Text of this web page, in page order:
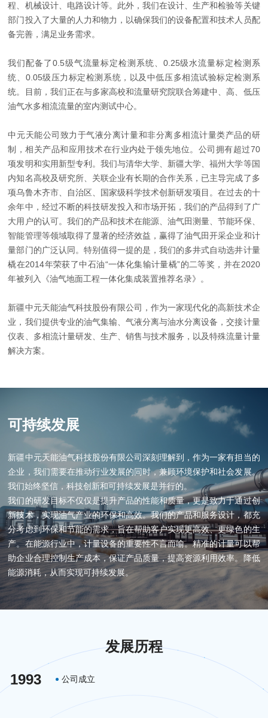
程、机械设计、电路设计等。此外，我们在设计、生产和检验等关键
部门投入了大量的人力和物力，以确保我们的设备配置和技术人员配
备完善，满足业务需求。
我们配备了0.5级气流量标定检测系统、0.25级水流量标定检测系
统、0.05级压力标定检测系统，以及中低压多相流试验标定检测系
统。目前，我们正在与多家高校和流量研究院联合筹建中、高、低压
油气水多相流流量的室内测试中心。
中元天能公司致力于气液分离计量和非分离多相流计量类产品的研
制，相关产品和应用技术在行业内处于领先地位。公司拥有超过70
项发明和实用新型专利。我们与清华大学、新疆大学、福州大学等国
内知名高校及研究所、关联企业有长期的合作关系，已主导完成了多
项乌鲁木齐市、自治区、国家级科学技术创新研发项目。在过去的十
余年中，经过不断的科技研发投入和市场开拓，我们的产品得到了广
大用户的认可。我们的产品和技术在能源、油气田测量、节能环保、
智能管理等领域取得了显著的经济效益，赢得了油气田开采企业和计
量部门的广泛认同。特别值得一提的是，我们的多井式自动选井计量
橇在2014年荣获了中石油“一体化集输计量橇”的二等奖，并在2020
年被列入《油气地面工程一体化集成装置推荐名录》。
新疆中元天能油气科技股份有限公司，作为一家现代化的高新技术企
业，我们提供专业的油气集输、气液分离与油水分离设备，交接计量
仪表、多相流计量研发、生产、销售与技术服务，以及特殊流量计量
解决方案。
可持续发展
新疆中元天能油气科技股份有限公司深刻理解到，作为一家有担当的
企业，我们需要在推动行业发展的同时，兼顾环境保护和社会发展。
我们始终坚信，科技创新和可持续发展是并行的。
我们的研发目标不仅仅是提升产品的性能和质量，更是致力于通过创
新技术，实现油气产业的环保和高效。我们的产品和服务设计，都充
分考虑到环保和节能的需求，旨在帮助客户实现更高效、更绿色的生
产。在能源行业中，计量设备的重要性不言而喻。精准的计量可以帮
助企业合理控制生产成本，保证产品质量，提高资源利用效率。降低
能源消耗，从而实现可持续发展。
发展历程
1993 公司成立